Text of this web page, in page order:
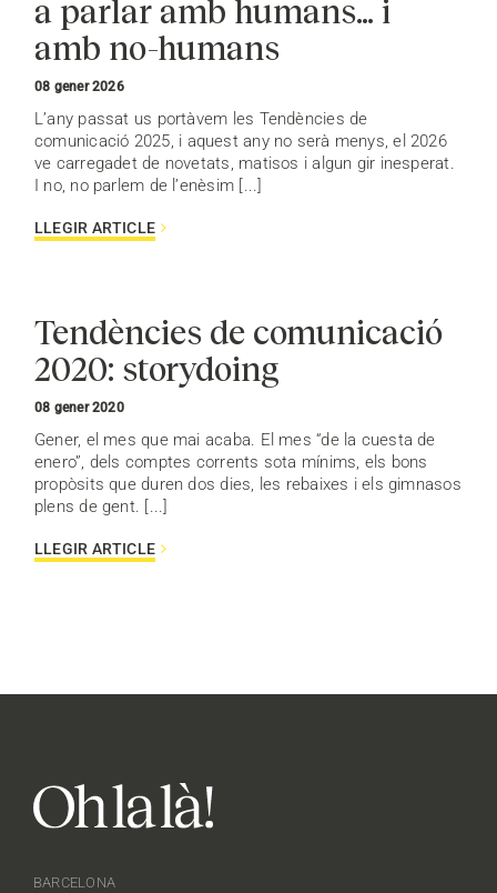
a parlar amb humans… i
amb no-humans
08 gener 2026
L’any passat us portàvem les Tendències de
comunicació 2025, i aquest any no serà menys, el 2026
ve carregadet de novetats, matisos i algun gir inesperat.
I no, no parlem de l’enèsim [...]
LLEGIR ARTICLE
Tendències de comunicació
2020: storydoing
08 gener 2020
Gener, el mes que mai acaba. El mes “de la cuesta de
enero”, dels comptes corrents sota mínims, els bons
propòsits que duren dos dies, les rebaixes i els gimnasos
plens de gent. [...]
LLEGIR ARTICLE
BARCELONA